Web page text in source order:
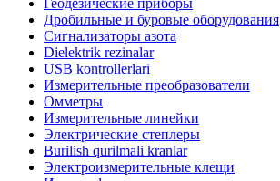
Геодезические приборы
Дробильные и буровые оборудования
Сигнализаторы азота
Dielektrik rezinalar
USB kontrollerlari
Измерительные преобразователи
Омметры
Измерительные линейки
Электрические степлеры
Burilish qurilmali kranlar
Электроизмерительные клещи